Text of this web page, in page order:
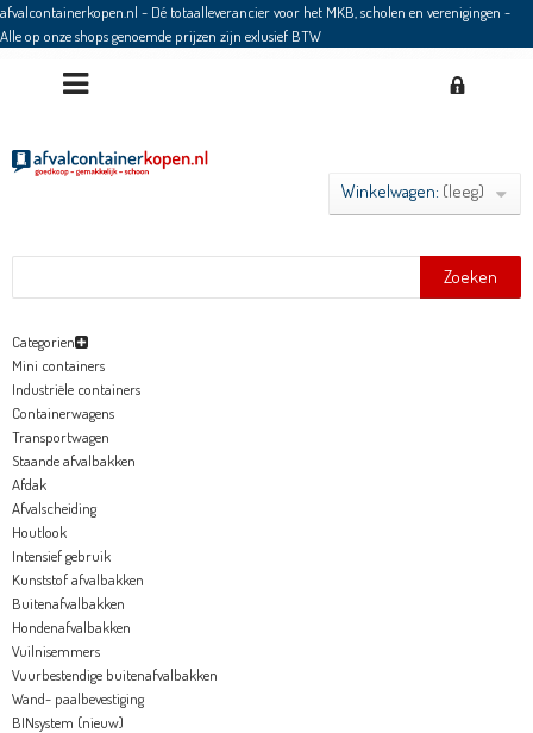
afvalcontainerkopen.nl - Dé totaalleverancier voor het MKB, scholen en verenigingen -
Alle op onze shops genoemde prijzen zijn exlusief BTW
Zoeken
Winkelwagen: (leeg)
Categorien
Mini containers
Industriële containers
Containerwagens
Transportwagen
Staande afvalbakken
Afdak
Afvalscheiding
Houtlook
Intensief gebruik
Kunststof afvalbakken
Buitenafvalbakken
Hondenafvalbakken
Vuilnisemmers
Vuurbestendige buitenafvalbakken
Wand- paalbevestiging
BINsystem (nieuw)